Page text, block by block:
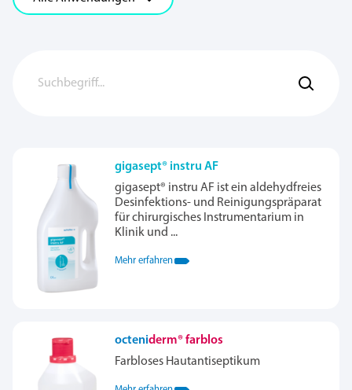
gigasept® instru AF
gigasept® instru AF ist ein aldehydfreies
Desinfektions- und Reinigungspräparat
für chirurgisches Instrumentarium in
Klinik und ...
Mehr erfahren
octeniderm® farblos
Farbloses Hautantiseptikum